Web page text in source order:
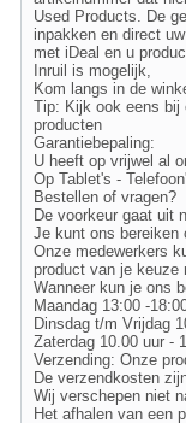
Used Products. De
inpakken en direct
met iDeal en u
Inruil is mogelijk,
Kom langs in de
Tip: Kijk ook eens bij
producten
Garantiebepaling:
U heeft op vrijwel al
Op Tablet's -
Bestellen of vragen?
De voorkeur gaat uit
Je kunt ons bereiken
Onze medewerkers
product van je keuze
Wanneer kun je ons
Maandag 13:00 -
Dinsdag t/m Vrijdag
Zaterdag 10.00 uur -
Verzending: Onze
De verzendkosten
Wij verschepen niet
Het afhalen van een